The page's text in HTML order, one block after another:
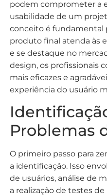
podem comprometer a
usabilidade de um
conceito é fundamental
produto final atenda às
e se destaque no
design, os profissionais
mais eficazes e
experiência do usuário
Problemas
O primeiro passo para
a identificação. Isso
de usuários, análise de
a realização de testes